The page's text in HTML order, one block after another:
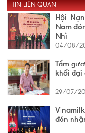
TIN LIÊN QUAN
Hội
Nam
Nhì
04/08/
Tấm
khối đại
29/07/
đón